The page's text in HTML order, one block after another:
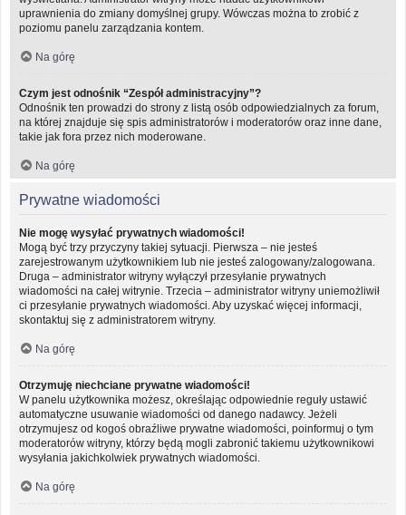
uprawnienia do zmiany domyślnej grupy. Wówczas można to zrobić z
poziomu panelu zarządzania kontem.
Na górę
Czym jest odnośnik “Zespół administracyjny”?
Odnośnik ten prowadzi do strony z listą osób odpowiedzialnych za forum,
na której znajduje się spis administratorów i moderatorów oraz inne dane,
takie jak fora przez nich moderowane.
Na górę
Prywatne wiadomości
Nie mogę wysyłać prywatnych wiadomości!
Mogą być trzy przyczyny takiej sytuacji. Pierwsza – nie jesteś
zarejestrowanym użytkownikiem lub nie jesteś zalogowany/zalogowana.
Druga – administrator witryny wyłączył przesyłanie prywatnych
wiadomości na całej witrynie. Trzecia – administrator witryny uniemożliwił
ci przesyłanie prywatnych wiadomości. Aby uzyskać więcej informacji,
skontaktuj się z administratorem witryny.
Na górę
Otrzymuję niechciane prywatne wiadomości!
W panelu użytkownika możesz, określając odpowiednie reguły ustawić
automatyczne usuwanie wiadomości od danego nadawcy. Jeżeli
otrzymujesz od kogoś obraźliwe prywatne wiadomości, poinformuj o tym
moderatorów witryny, którzy będą mogli zabronić takiemu użytkownikowi
wysyłania jakichkolwiek prywatnych wiadomości.
Na górę